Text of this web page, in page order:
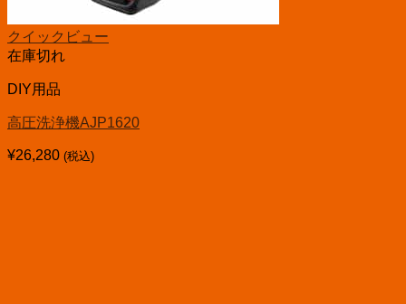
クイックビュー
在庫切れ
DIY用品
高圧洗浄機AJP1620
¥26,280 (税込)